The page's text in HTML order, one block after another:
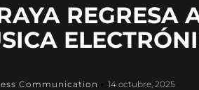
REGRESA
Communication 14 octubre, 2025